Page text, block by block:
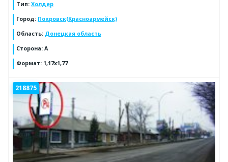
Тип: Холдер
Город: Покровск(Красноармейск)
Область: Донецкая область
Сторона: А
Формат: 1,17х1,77
218875